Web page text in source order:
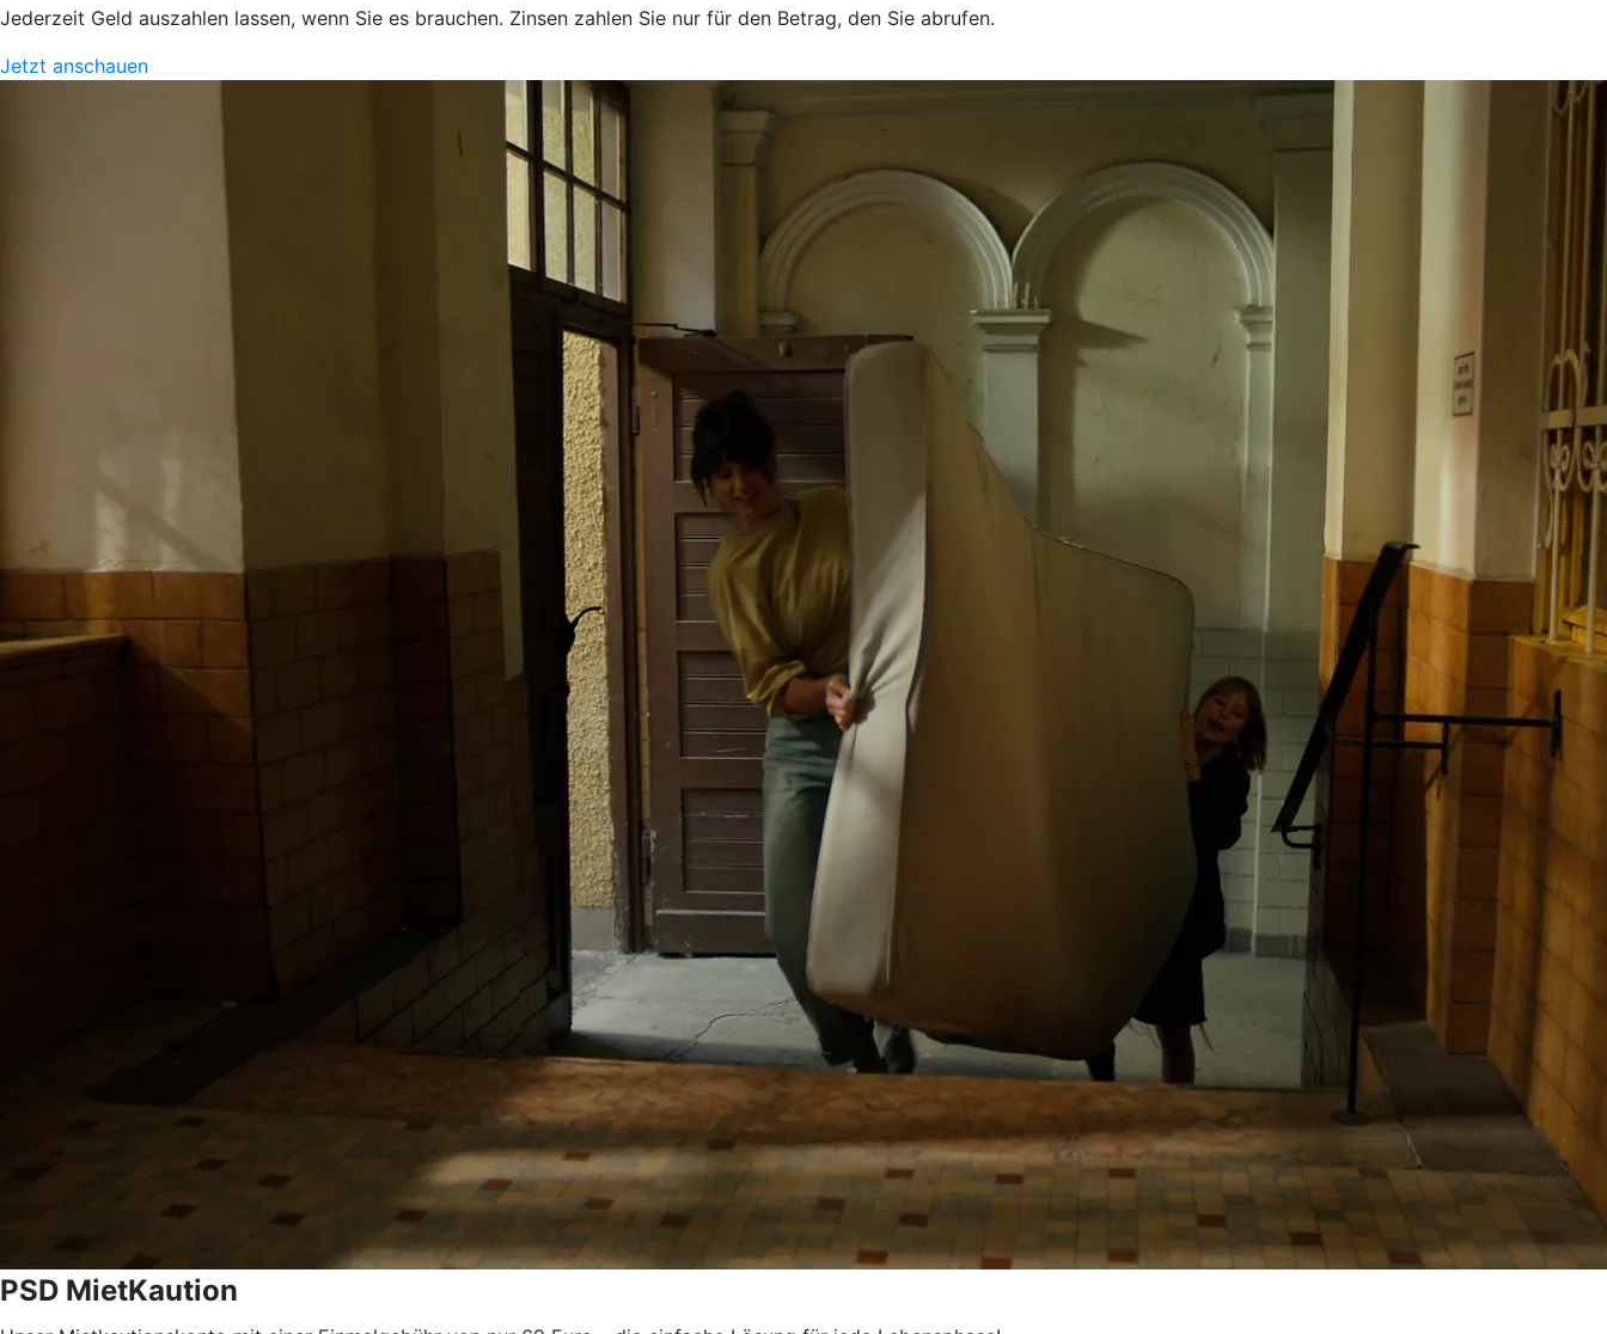
Jederzeit Geld auszahlen lassen, wenn Sie es brauchen. Zinsen zahlen Sie nur für den Betrag, den Sie abrufen.
Jetzt anschauen
PSD MietKaution